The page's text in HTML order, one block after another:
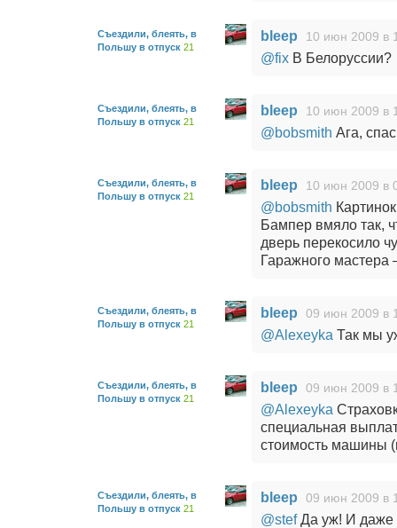
Съездили, блеять, в
Польшу в отпуск 21
bleep 10 июн 2009 в
@fixВ Белоруссии?
Съездили, блеять, в
Польшу в отпуск 21
bleep 10 июн 2009 в
@bobsmith Ага,
Съездили, блеять, в
Польшу в отпуск 21
bleep 10 июн 2009 в
@bobsmith
Бампер вмяло так,
дверь перекосило
Гаражного мастера
Съездили, блеять, в
Польшу в отпуск 21
bleep 09 июн 2009 в
@Alexeyka Так мы
Съездили, блеять, в
Польшу в отпуск 21
bleep 09 июн 2009 в
@Alexeyka
специальная
стоимость машины
Съездили, блеять, в
Польшу в отпуск 21
bleep 09 июн 2009 в
@stefДа уж! И даже